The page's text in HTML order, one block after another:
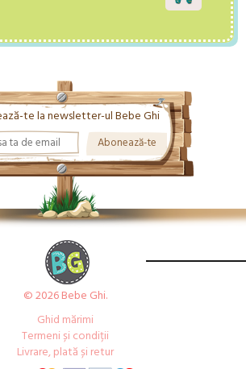
te la newsletter-ul Bebe Ghi
© 2026 Bebe Ghi.
Ghid mărimi
Termeni și condiții
Livrare, plată și retur